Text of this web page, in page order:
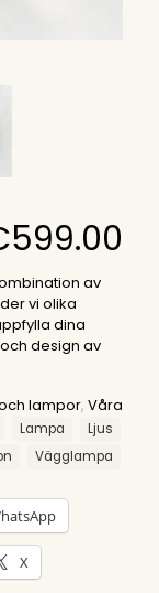
599.00
av
vi olika
dina
design av
lampor, Våra
Lampa
Ljus
Vägglampa
X